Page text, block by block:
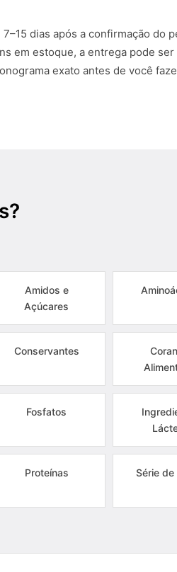
dias após a confirmação do
em estoque, a entrega pode ser
exato antes de você
Amidos e
Açúcares
Conservantes
Fosfatos
Proteínas Série de